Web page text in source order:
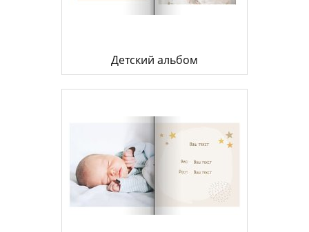
Детский альбом